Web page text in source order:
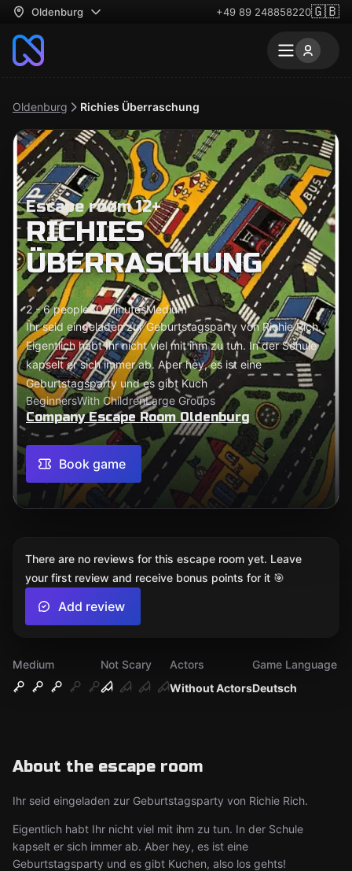
Oldenburg +49 89 248858220🇬🇧
Oldenburg Richies Überraschung
Escape room 12+
RICHIES
ÜBERRASCHUNG
2 - 6 people60 minutesMedium
Ihr seid eingeladen zur Geburtstagsparty von Richie Rich.
Eigentlich habt Ihr nicht viel mit ihm zu tun. In der Schule
kapselt er sich immer ab. Aber hey, es ist eine
Geburtstagsparty und es gibt Kuch
BeginnersWith ChildrenLarge Groups
Company Escape Room Oldenburg
Book game
Medium
Not Scary
Without Actors
Actors
Deutsch
Game Language
About the escape room
Ihr seid eingeladen zur Geburtstagsparty von Richie Rich.
Eigentlich habt Ihr nicht viel mit ihm zu tun. In der Schule
kapselt er sich immer ab. Aber hey, es ist eine
Geburtstagsparty und es gibt Kuchen, also los gehts!
There are no reviews for this escape room yet. Leave
your first review and receive bonus points for it 🎯
Add review